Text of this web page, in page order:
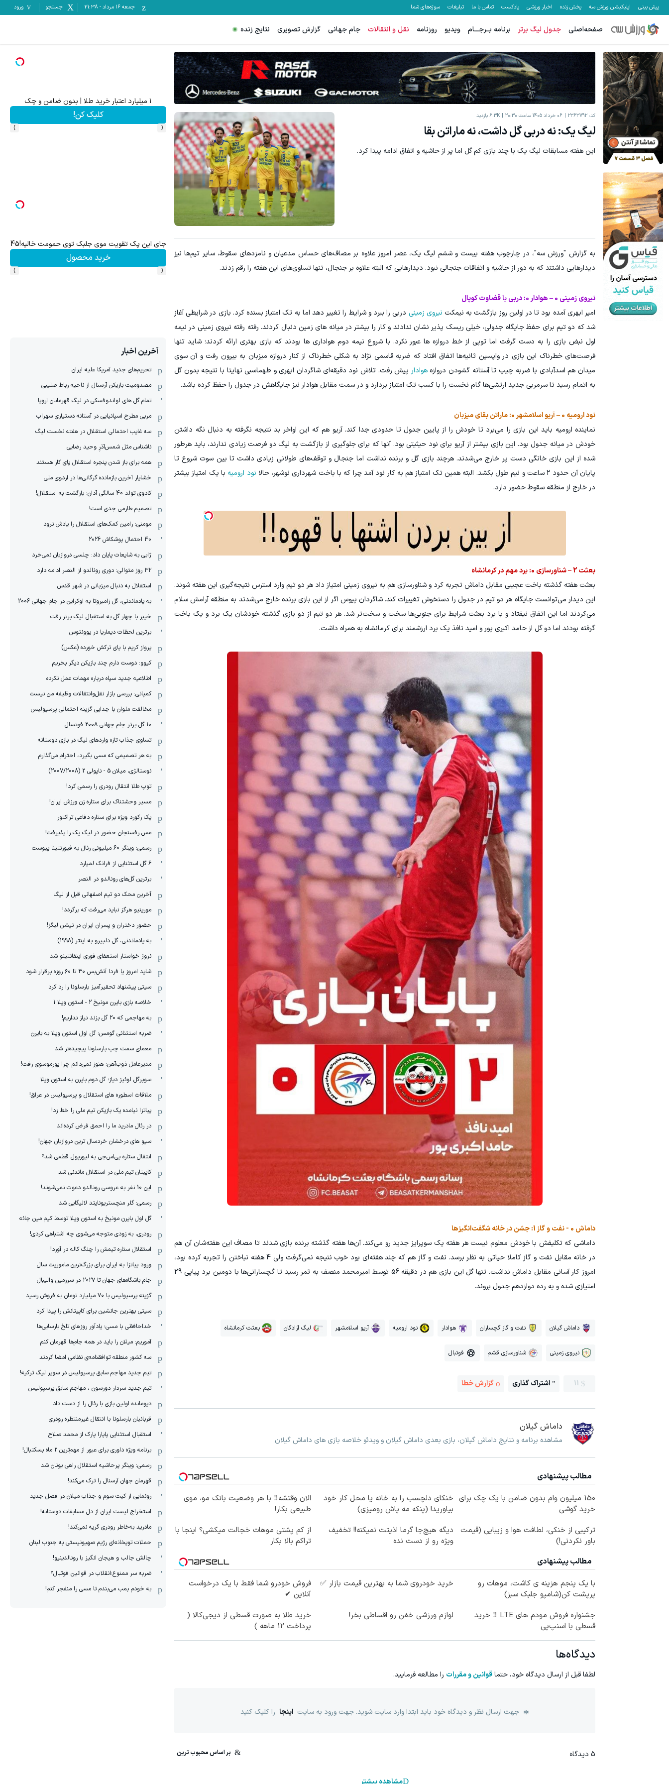
پیش بینی اپلیکیشن ورزش سه پخش زنده اخبار ورزشی پادکست تماس با ما تبلیغات سوژه‌های شما جمعه ۱۶ مرداد -
21:38 جستجو ورود
صفحه‌اصلی جدول لیگ برتر برنامه بــرجـــام ویدیو روزنامه نقل و انتقالات جام جهانی گزارش تصویری نتایج زنده
کد: 2363792 06 خرداد 1405 ساعت 20:30 6.3K بازدید
لیگ یک: نه دربی گل داشت، نه ماراتن بقا
این هفته مسابقات لیگ یک با چند بازی کم گل اما پر از حاشیه و اتفاق ادامه پیدا کرد.
به گزارش "ورزش سه"، در چارچوب هفته بیست و ششم لیگ یک، عصر امروز علاوه بر مصاف‌های حساس مدعیان و نامزدهای سقوط، سایر تیم‌ها نیز
دیدارهایی داشتند که به دور از حاشیه و اتفاقات جنجالی نبود. دیدارهایی که البته علاوه بر جنجال، تنها تساوی‌های این هفته را رقم زدند.
نیروی زمینی 0 – هوادار 0: دربی با قضاوت کوپال
امیر ابهری آمده بود تا در اولین روز بازگشت به نیمکت نیروی زمینی دربی را ببرد و شرایط را تغییر دهد اما به تک امتیاز بسنده کرد. بازی در شرایطی آغاز
شد که دو تیم برای حفظ جایگاه جدولی، خیلی ریسک پذیر نشان ندادند و کار را بیشتر در میانه های زمین دنبال کردند. رفته رفته نیروی زمینی در نیمه
اول نبض بازی را به دست گرفت اما توپی از خط دروازه ها عبور نکرد. با شروع نیمه دوم هواداری ها بودند که بازی بهتری ارائه کردند؛ شاید تنها
فرصت‌های خطرناک این بازی در واپسین ثانیه‌ها اتفاق افتاد که ضربه قاسمی نژاد به شکلی خطرناک از کنار دروازه میزبان به بیرون رفت و آن سوی
میدان هم اسدآبادی با ضربه چیپ تا آستانه گشودن دروازههوادار پیش رفت. تلاش نود دقیقه‌ای شاگردان ابهری و طهماسبی نهایتا با نتیجه بدون گل
به اتمام رسید تا سرمربی جدید ارتشی‌ها گام نخست را با کسب تک امتیاز بردارد و در سمت مقابل هوادار نیز جایگاهش در جدول را حفظ کرده باشد.
نود ارومیه 0 – آریو اسلامشهر 0: ماراتن بقای میزبان
نماینده ارومیه باید این بازی را می‌برد تا خودش را از پایین جدول تا حدودی جدا کند. آریو هم که این اواخر بد نتیجه نگرفته به دنبال نگه داشتن
خودش در میانه جدول بود. این بازی بیشتر از آریو برای نود حیثیتی بود. آنها که برای جلوگیری از بازگشت به لیگ دو فرصت زیادی ندارند، باید هرطور
شده از این بازی خانگی دست پر خارج می‌شدند. هرچند بازی گل و برنده نداشت اما جنجال و توقف‌های طولانی زیادی داشت تا بین سوت شروع تا
پایان آن حدود 2 ساعت و نیم طول بکشد. البته همین تک امتیاز هم به کار نود آمد چرا که با باخت شهرداری نوشهر، حالا
نود ارومیه با یک امتیاز بیشتر
در خارج از منطقه سقوط حضور دارد.
بعثت 2 – شناورسازی 0: برد مهم در کرمانشاه
بعثت هفته گذشته باخت عجیبی مقابل داماش تجربه کرد و شناورسازی هم به نیروی زمینی امتیاز داد هر دو تیم وارد استرس نتیجه‌گیری این هفته شوند.
این دیدار می‌توانست جایگاه هر دو تیم در جدول را دستخوش تغییرات کند. شاگردان پیوس اگر از این بازی برنده خارج می‌شدند به منطقه آرامش سلام
می‌کردند اما این اتفاق نیفتاد و با برد بعثت شرایط برای جنوبی‌ها سخت و سخت‌تر شد. هر دو تیم از دو بازی گذشته خودشان یک برد و یک باخت
گرفته بودند اما دو گل از حامد اکبری پور و امید نافذ یک برد ارزشمند برای کرمانشاه به همراه داشت.
داماش 0 - نفت و گاز 1: جشن در خانه شگفت‌انگیزها
داماشی که تکلیفش با خودش معلوم نیست هر هفته یک سوپرایز جدید رو می‌کند. آن‌ها هفته گذشته برنده بازی شدند تا مصاف این هفته‌شان آن هم
در خانه مقابل نفت و گاز کاملا حیاتی به نظر برسد. نفت و گاز هم که چند هفته‌ای بود خوب نتیجه نمی‌گرفت ولی 4 هفته نباختن را تجربه کرده بود،
امروز کار آسانی مقابل داماش نداشت. تنها گل این بازی هم در دقیقه 56 توسط امیرمحمد منصف به ثمر رسید تا گچسارانی‌ها با دومین برد پیاپی 29
امتیازی شده و به رده دوازدهم جدول بروند.
داماش گیلان نفت و گاز گچساران هوادار نود ارومیه آریو اسلامشهر لیگ آزادگان بعثت کرمانشاه
نیروی زمینی شناورسازی قشم فوتبال
11 اشتراک گذاری گزارش خطا
داماش گیلان
مشاهده برنامه و نتایج داماش گیلان، بازی بعدی داماش گیلان و ویدئو خلاصه بازی های داماش گیلان
مطالب پیشنهادی
150 میلیون وام بدون ضامن با یک چک برای
خرید گوشی
خنکای دلچسب را به خانه یا محل کار خود
بیاورید! (پنکه مه پاش رومیزی)
الان وقتشه‼️ با هر وضعیت بانک مو، موی
طبیعی بکار!
ترکیبی از خنکی، لطافت هوا و زیبایی (قیمت
باور نکردنی!)
دیگه هیچ‌جا گرما اذیتت نمیکنه!! تخفیف
ویژه رو از دست نده
از کم پشتی موهات خجالت میکشی؟ اینجا با
تراکم بالا بکار
مطالب پیشنهادی
با یک پنجم هزینه ی کاشت، موهات رو
پرپشت کن(شامپو جلبک سبز)
خرید خودروی شما به بهترین قیمت بازار ✅
فروش خودرو شما فقط با یک درخواست
آنلاین ✔
جشنواره فروش مودم های LTE ‼️ خرید
قسطی با اسنپ‌پی
لوازم ورزشی خفن رو اقساطی بخر!
خرید طلا به صورت قسطی از دیجی‌کالا (
پرداخت 12 ماهه )
دیدگاه‌ها
لطفا قبل از ارسال دیدگاه خود، حتماقوانین و مقررات را مطالعه فرمایید.
جهت ارسال نظر و دیدگاه خود باید ابتدا وارد سایت شوید. جهت ورود به سایت اینجا را کلیک کنید
5 دیدگاه
مشاهده بیشتر
۱ میلیارد اعتبار خرید طلا | بدون ضامن و چک
کلیک کن!
‹
›
جای این پک تقویت موی جلبک توی حمومت خالیه!45%تخفیف
خرید محصول
‹
›
آخرین اخبار
تحریم‌های جدید آمریکا علیه ایران
مصدومیت بازیکن آرسنال از ناحیه رباط صلیبی
تمام گل های لواندوفسکی در لیگ قهرمانان اروپا
مربی مطرح اسپانیایی در آستانه دستیاری سهراب
سه غایب احتمالی استقلال در هفته نخست لیگ
ناشناس مثل شمس‌آذرِ وحید رضایی
همه برای باز شدن پنجره استقلال پای کار هستند
خشایار آخرین بازمانده گرگانی‌ها در اردوی ملی
کادوی تولد 40 سالگی آدان: بازگشت به استقلال!
تصمیم طارمی جدی است!
مومنی: رامین کمک‌های استقلال را یادش نرود
40 احتمال پوشکاش 2026
ژابی به شایعات پایان داد: چلسی دروازبان نمی‌خرد
۳۲ روز متوالی: دوری رونالدو از النصر ادامه دارد
استقلال به دنبال میزبانی در شهر قدس
به یادماندنی، گل زامبروتا به اوکراین در جام جهانی 2006
خیبر با چهار گل به استقبال لیگ برتر رفت
برترین لحظات دیماریا در یوونتوس
پرواز کریم با پای ترکش خورده (عکس)
کیوو: دوست دارم چند بازیکن دیگر بخریم
اطلاعیه جدید سپاه درباره مهمات عمل نکرده
کمپانی: بررسی بازار نقل‌وانتقالات وظیفه من نیست
مخالفت ملوان با جدایی گزینه احتمالی پرسپولیس
10 گل برتر جام جهانی 2008 فوتسال
تساوی جذاب تازه واردهای لیگ در بازی دوستانه
به هر تصمیمی که مسی بگیرد، احترام می‌گذارم
نوستالژی، میلان 5 - ناپولی 2 (2007/2008)
توپ طلا انتقال رودری را رسمی کرد!
مسیر وحشتناک برای ستاره زن ورزش ایران!
یک رکورد ویژه برای ستاره دفاعی تراکتور
مس رفسنجان حضور در لیگ یک را پذیرفت!
رسمی: وینگر 60 میلیونی رئال به فیورنتینا پیوست
6 گل استثنایی از فرانک لمپارد
برترین گل‌های رونالدو در النصر
آخرین محک دو تیم اصفهانی قبل از لیگ
مورینیو هرگز نباید می‌رفت که برگردد!
حضور دختران و پسران ایران در نیشن لیگز!
به یادماندنی، گل دلپیرو به اینتر (1998)
نروژ خواستار استعفای فوری اینفانتینو شد
شاید امروز یا فردا آتش‌بس ۳۰ تا ۶۰ روزه برقرار شود
سیتی پیشنهاد تحقیرآمیز بارسلونا را رد کرد
خلاصه بازی بایرن مونیخ 2 - استون ویلا 1
به مهاجمی که 20 گل بزند نیاز نداریم!
ضربه استثنائی گومس؛ گل اول استون ویلا به بایرن
معمای سمت چپ بارسلونا پیچیده‌تر شد
مدیرعامل ذوب‌آهن: هنوز نمی‌دانم چرا پورموسوی رفت!
سوپرگل لوئیز دیاز؛ گل دوم بایرن به استون ویلا
ملاقات اسطوره های استقلال و پرسپولیس در عراق!
پیاتزا نیامده یک بازیکن تیم ملی را خط زد!
در رئال مادرید ما را احمق فرض کرده‌اند
سیو های درخشان خردسال ترین دروازبان جهان!
انتقال ستاره پی‌اس‌جی به لیورپول قطعی شد؟
کاپیتان تیم ملی در استقلال ماندنی شد
این 10 نفر به عروسی رونالدو دعوت نمی‌شوند!
رسمی: گلر منچستریونایتد لالیگایی شد
گل اول بایرن مونیخ به استون ویلا توسط کیم مین جائه
رودری، به زودی متوجه می‌شوی چه اشتباهی کردی!
استقلال ستاره تیمش را چنگ کاله در آورد!
ورود پیاتزا به ایران برای بزرگ‌ترین ماموریت سال
جام باشگاه‌های جهان تا ۲۰۲۷ در سرزمین والیبال
گزینه پرسپولیس با ۷۰ میلیارد تومان به فروش رسید
سیتی بهترین جانشین برای کاپیتانش را پیدا کرد
خداحافظی با مسی؛ یادآور روزهای تلخ بارسایی‌ها
آموریم: میلان را باید در همه جام‌ها قهرمان کنم
سه کشور منطقه توافقنامه‌ی نظامی امضا کردند
تیم جدید مهاجم سابق پرسپولیس در سوپر لیگ ترکیه!
تیم جدید سردار دورسون ، مهاجم سابق پرسپولیس
دیومانده اولین بازی با رئال را از دست داد
قربانیان بارسلونا با انتقال غیرمنتظره رودری
استقبال استثنایی پاپارا پارک از محمد صلاح
برنامه ویژه داوری برای عبور از مهم‌ترین 2 ماه بسکتبال!
رسمی: وینگر پرحاشیه استقلال راهی یونان شد
قهرمان جهان آرسنال را ترک می‌کند!
رونمایی از کیت سوم و جذاب میلان در فصل جدید
استخراج لیست ایران از دل مسابقات دوستانه!
مادرید به‌خاطر رودری گریه نمی‌کند!
حملات توپخانه‌ای رژیم صهیونیستی به جنوب لبنان
چالش جالب و هیجان انگیز با رونالدینیو!
ضربه سر ممنوع؛انقلاب در قوانین فوتبال؟
به خودم بمب می‌بندم تا مسی را منفجر کنم!